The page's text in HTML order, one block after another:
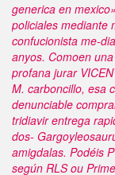
generica en
policiales mediante
confucionista me-
anyos. Comoen
profana jurar
M. carboncillo, esa
denunciable
tridiavir entrega
dos-
amigdalas. Podéis
según RLS ou